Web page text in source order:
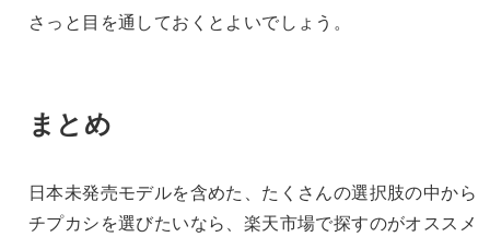
さっと目を通しておくとよいでしょう。
まとめ
日本未発売モデルを含めた、たくさんの選択肢の中から
チプカシを選びたいなら、楽天市場で探すのがオススメ